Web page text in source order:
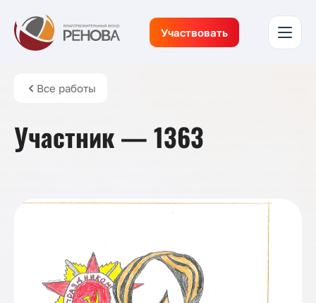
Участвовать
Все работы
Участник — 1363